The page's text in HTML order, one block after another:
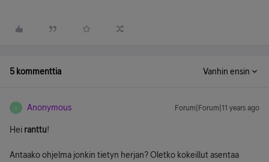
5 kommenttia Vanhin ensin
A Anonymous Forum|Forum|11 years ago
Hei ranttu!
Antaako ohjelma jonkin tietyn herjan? Oletko kokeillut asentaa